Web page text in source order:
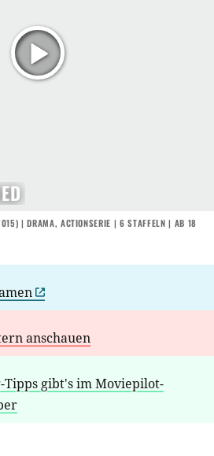
) |DRAMA, ACTIONSERIE |6 STAFFELN | AB 18
anschauen
Tipps gibt's im Moviepilot-